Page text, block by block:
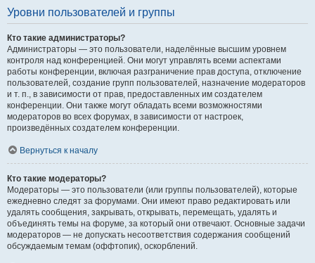
Уровни пользователей и группы
Кто такие администраторы?
Администраторы — это пользователи, наделённые высшим уровнем
контроля над конференцией. Они могут управлять всеми аспектами
работы конференции, включая разграничение прав доступа, отключение
пользователей, создание групп пользователей, назначение модераторов
и т. п., в зависимости от прав, предоставленных им создателем
конференции. Они также могут обладать всеми возможностями
модераторов во всех форумах, в зависимости от настроек,
произведённых создателем конференции.
Вернуться к началу
Кто такие модераторы?
Модераторы — это пользователи (или группы пользователей), которые
ежедневно следят за форумами. Они имеют право редактировать или
удалять сообщения, закрывать, открывать, перемещать, удалять и
объединять темы на форуме, за который они отвечают. Основные задачи
модераторов — не допускать несоответствия содержания сообщений
обсуждаемым темам (оффтопик), оскорблений.